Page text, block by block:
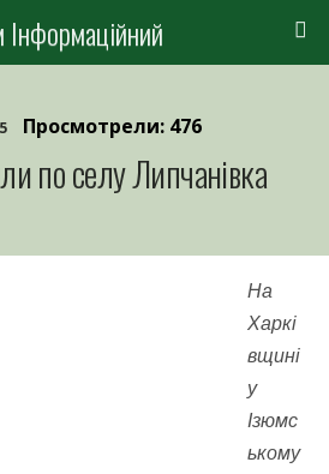
Інформаційний
Просмотрели: 476
по селу Липчанівка
На
Харкі
вщині
у
Ізюмс
ькому